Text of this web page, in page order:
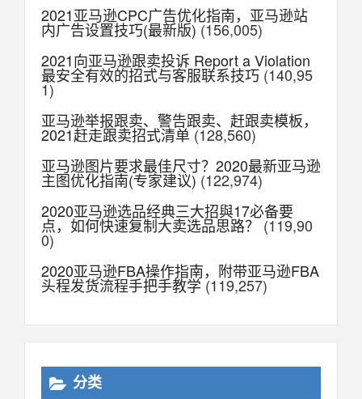
2021亚马逊CPC广告优化指南，亚马逊站
内广告设置技巧(最新版) (156,005)
2021向亚马逊跟卖投诉 Report a Violation
最安全有效的招式与客服联系技巧 (140,95
1)
亚马逊举报跟卖、警告跟卖、赶跟卖模板，
2021赶走跟卖招式清单 (128,560)
亚马逊图片要求最佳尺寸？2020最新亚马逊
主图优化指南(专家建议) (122,974)
2020亚马逊选品经典三大招與17必备要
点，如何快速复制大卖选品思路？ (119,90
0)
2020亚马逊FBA操作指南，附带亚马逊FBA
头程发货流程手把手教学(119,257)
分类